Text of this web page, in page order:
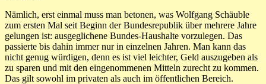
Nämlich, erst einmal muss man betonen, was Wolfgang Schäuble
zum ersten Mal seit Beginn der Bundesrepublik über mehrere Jahre
gelungen ist: ausgeglichene Bundes-Haushalte vorzulegen. Das
passierte bis dahin immer nur in einzelnen Jahren. Man kann das
nicht genug würdigen, denn es ist viel leichter, Geld auszugeben als
zu sparen und mit den eingenommenen Mitteln zurecht zu kommen.
Das gilt sowohl im privaten als auch im öffentlichen Bereich.